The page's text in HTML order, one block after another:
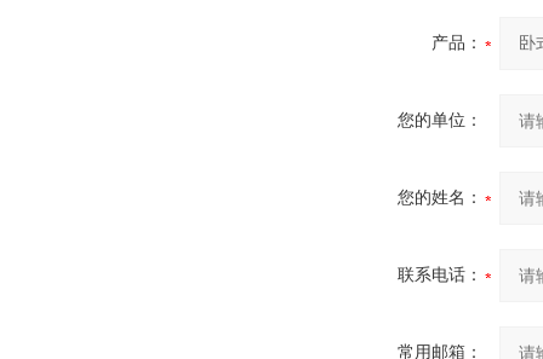
产品：
您的单位：
您的姓名：
联系电话：
常用邮箱：